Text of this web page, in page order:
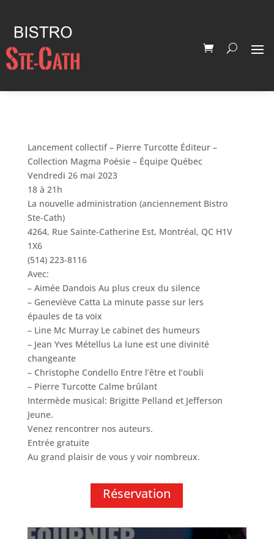
Lancement collectif – Pierre Turcotte Éditeur –
Collection Magma Poésie – Équipe Québec
Vendredi 26 mai 2023
18 à 21h
La nouvelle administration (anciennement Bistro
Ste-Cath)
4264, Rue Sainte-Catherine Est, Montréal, QC H1V
1X6
(514) 223-8116
Avec:
– Aimée Dandois Au plus creux du silence
– Geneviève Catta La minute passe sur lers
épaules de ta voix
– Line Mc Murray Le cabinet des humeurs
– Jean Yves Métellus La lune est une divinité
changeante
– Christophe Condello Entre l’être et l’oubli
– Pierre Turcotte Calme brûlant
Intermède musical: Brigitte Pelland et Jefferson
Jeune.
Venez rencontrer nos auteurs.
Entrée gratuite
Au grand plaisir de vous y voir nombreux.
Réservation